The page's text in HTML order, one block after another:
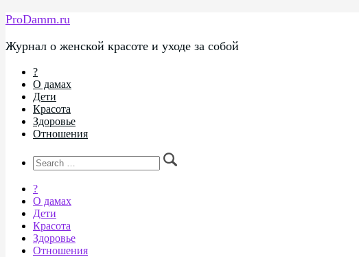
ProDamm.ru
Журнал о женской красоте и уходе за собой
?
О дамах
Дети
Красота
Здоровье
Отношения
?
О дамах
Дети
Красота
Здоровье
Отношения